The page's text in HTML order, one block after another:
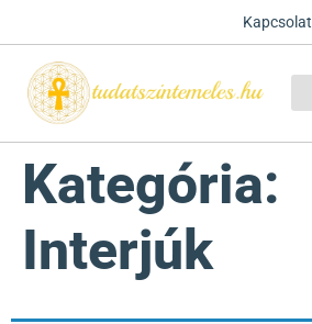
Kapcsolat
Kategória:
Interjúk